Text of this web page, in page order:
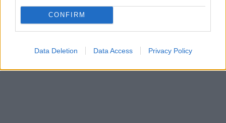
CONFIRM
Data Deletion Data Access Privacy Policy